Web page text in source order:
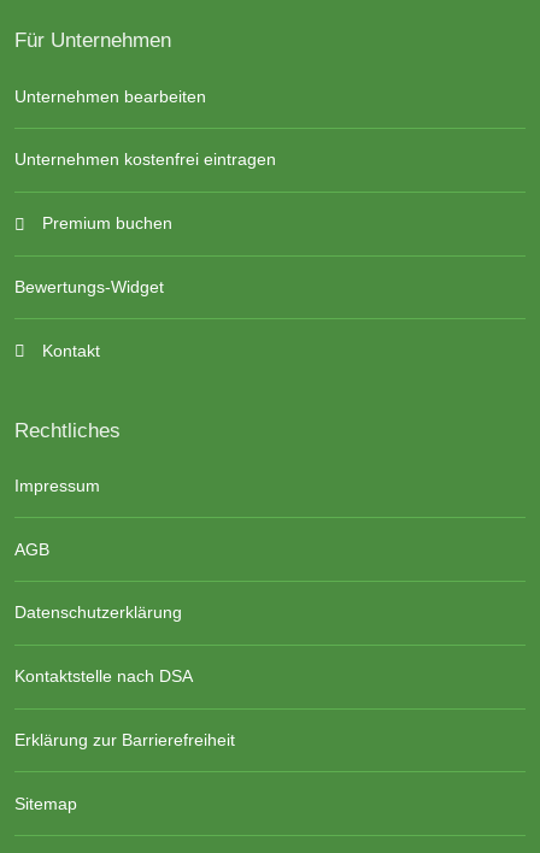
Für Unternehmen
Unternehmen bearbeiten
Unternehmen kostenfrei eintragen
Premium buchen
Bewertungs-Widget
Kontakt
Rechtliches
Impressum
AGB
Datenschutzerklärung
Kontaktstelle nach DSA
Erklärung zur Barrierefreiheit
Sitemap